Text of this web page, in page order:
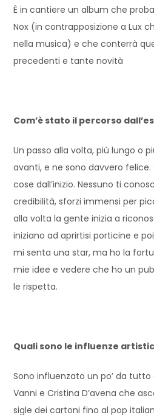
È in cantiere un album che
Nox (in contrapposizione a Lux
nella musica) e che conterrà
precedenti e tante novità
Com’è stato il percorso
Un passo alla volta, più lungo o
avanti, e ne sono davvero
cose dall’inizio. Nessuno ti
credibilità, sforzi immensi per
alla volta la gente inizia a
iniziano ad aprirtisi porticine e
mi senta una star, ma ho la
mie idee e vedere che ho un
le rispetta.
Quali sono le influenze
Sono influenzato un po’ da tutto
Vanni e Cristina D’avena che
sigle dei cartoni fino al pop